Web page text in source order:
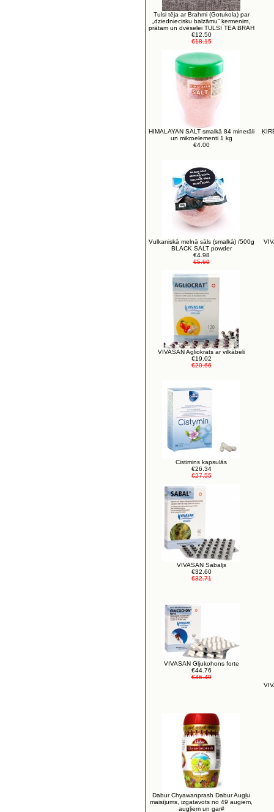
Tulsi tēja ar Brahmi (Gotukola) par
„dziedniecisku balzāmu” ķermenim,
prātam un dvēselei TULSI TEA BRAH
€12.50
€18.15
HIMALAYAN SALT smalkā 84 minerāli
un mikroelementi 1 kg
€4.00
Vulkaniskā melnā sāls (smalkā) /500g
BLACK SALT powder
€4.98
€5.69
VIVASAN Agliokrats ar vilkābeli
€19.02
€20.66
Cistimins kapsulās
€26.34
€27.55
VIVASAN Sabaljs
€32.60
€32.71
VIVASAN Gljukohons forte
€44.76
€46.49
Dabur Chyawanprash Dabur Augļu
maisījums, izgatavots no 49 augiem,
augļiem un gar#